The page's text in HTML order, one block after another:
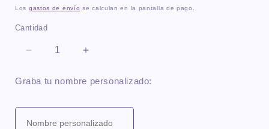
habitual
Los gastos de envío se calculan en la pantalla de pago.
Cantidad
Reducir
para
compacta
cuero
Aumentar
para
compacta
cuero
Graba tu nombre personalizado: